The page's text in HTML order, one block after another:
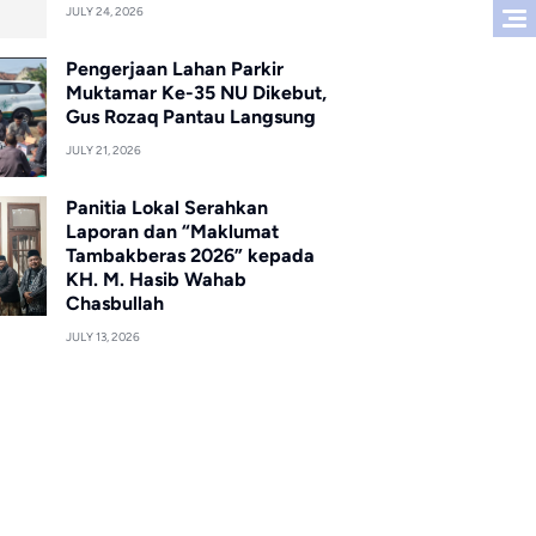
JULY 24, 2026
Pengerjaan Lahan Parkir
Muktamar Ke-35 NU Dikebut,
Gus Rozaq Pantau Langsung
JULY 21, 2026
Panitia Lokal Serahkan
Laporan dan “Maklumat
Tambakberas 2026” kepada
KH. M. Hasib Wahab
Chasbullah
JULY 13, 2026